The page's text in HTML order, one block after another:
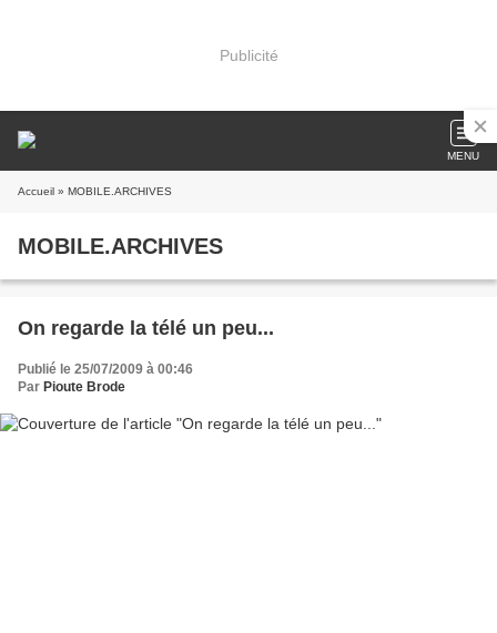
Publicité
MENU
Accueil » MOBILE.ARCHIVES
MOBILE.ARCHIVES
On regarde la télé un peu...
Publié le 25/07/2009 à 00:46
Par Pioute Brode